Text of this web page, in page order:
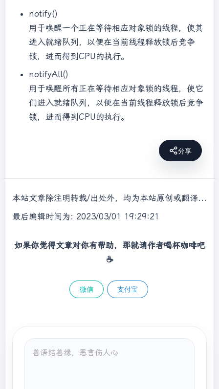
notify()
用于唤醒一个正在等待相应对象锁的线程，使其
进入就绪队列，以便在当前线程释放锁后竞争
锁，进而得到CPU的执行。
notifyAll()
用于唤醒所有正在等待相应对象锁的线程，使它
们进入就绪队列，以便在当前线程释放锁后竞争
锁，进而得到CPU的执行。
分享
本站文章除注明转载/出处外，均为本站原创或翻译，转载前请务必署名，转载请标明出处。
最后编辑时间为: 2023/03/01 19:29:21
如果你觉得文章对你有帮助，那就请作者喝杯咖啡吧
☕
微信 支付宝